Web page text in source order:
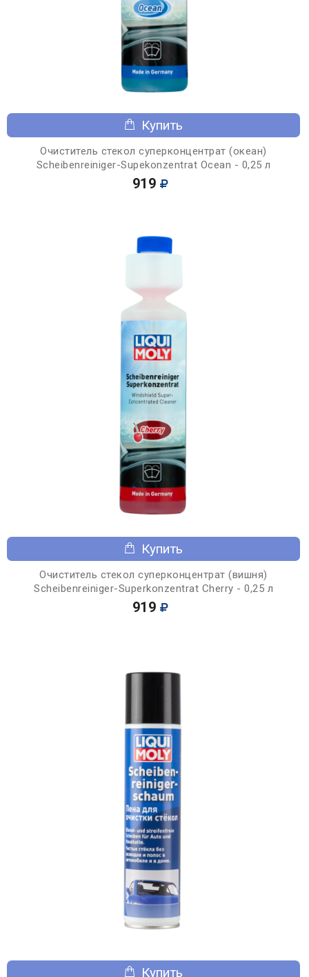
Купить
Очиститель стекол суперконцентрат (океан)
Scheibenreiniger-Supekonzentrat Ocean - 0,25 л
919
Купить
Очиститель стекол суперконцентрат (вишня)
Scheibenreiniger-Superkonzentrat Cherry - 0,25 л
919
Купить